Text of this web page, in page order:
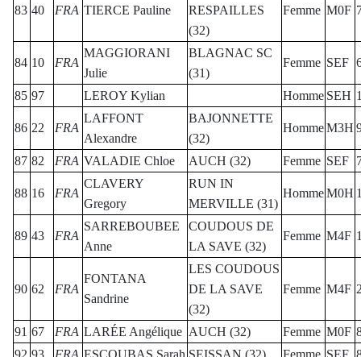
83 40 FRA TIERCE Pauline
RESPAILLES
(32)
Femme M0F
84 10 FRA
MAGGIORANI
Julie
BLAGNAC SC
(31)
Femme SEF
85 97 LEROY Kylian Homme SEH
86 22 FRA
LAFFONT
Alexandre
BAJONNETTE
(32)
HommeM3H
87 82 FRA VALADIE Chloe AUCH (32) Femme SEF
88 16 FRA
CLAVERY
Gregory
RUN IN
MERVILLE (31)
HommeM0H
89 43 FRA
SARREBOUBEE
Anne
COUDOUS DE
LA SAVE (32)
Femme M4F
90 62 FRA
FONTANA
Sandrine
LES COUDOUS
DE LA SAVE
(32)
Femme M4F
91 67 FRA LARÉE Angélique AUCH (32) Femme M0F
92 93 FRA ESCOUBAS Sarah SEISSAN (32) Femme SEF